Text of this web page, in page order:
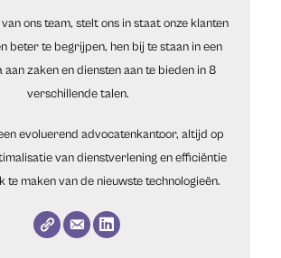
ons team, stelt ons in staat onze klanten
beter te begrijpen, hen bij te staan in een
aan zaken en diensten aan te bieden in 8
verschillende talen.
evoluerend advocatenkantoor, altijd op
van dienstverlening en efficiëntie
te maken van de nieuwste technologieën.